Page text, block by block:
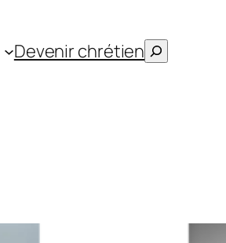
Devenir chrétien Rechercher